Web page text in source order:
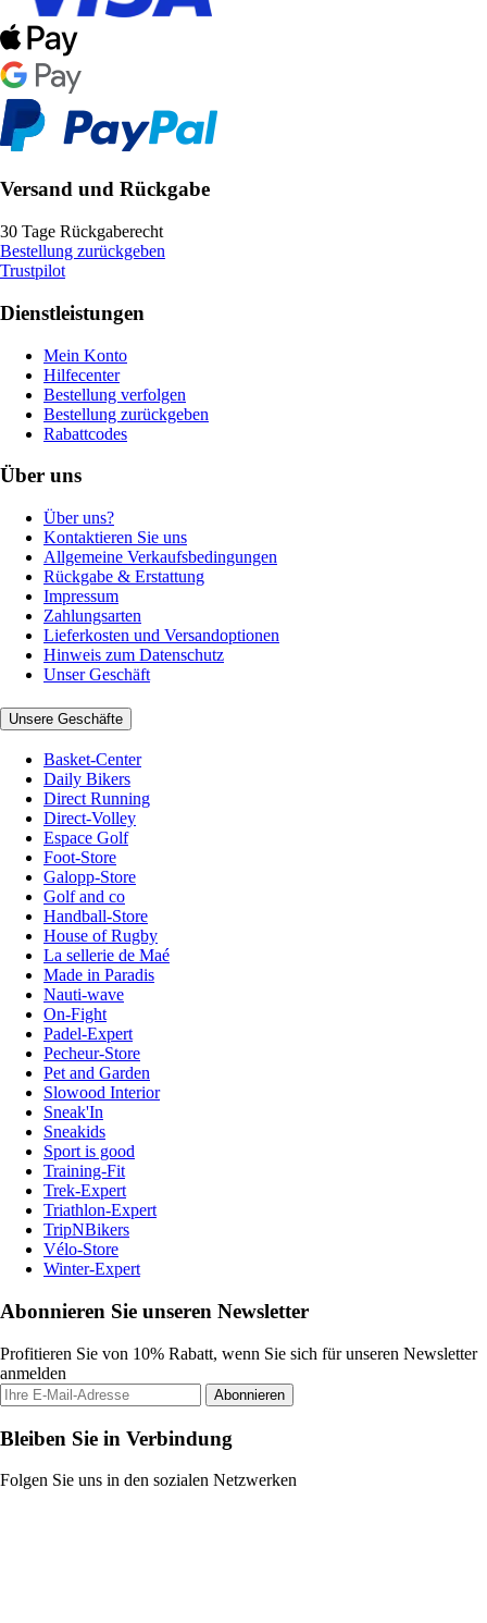
Versand und Rückgabe
30 Tage Rückgaberecht
Bestellung zurückgeben
Trustpilot
Dienstleistungen
Mein Konto
Hilfecenter
Bestellung verfolgen
Bestellung zurückgeben
Rabattcodes
Über uns
Über uns?
Kontaktieren Sie uns
Allgemeine Verkaufsbedingungen
Rückgabe & Erstattung
Impressum
Zahlungsarten
Lieferkosten und Versandoptionen
Hinweis zum Datenschutz
Unser Geschäft
Unsere Geschäfte
Basket-Center
Daily Bikers
Direct Running
Direct-Volley
Espace Golf
Foot-Store
Galopp-Store
Golf and co
Handball-Store
House of Rugby
La sellerie de Maé
Made in Paradis
Nauti-wave
On-Fight
Padel-Expert
Pecheur-Store
Pet and Garden
Slowood Interior
Sneak'In
Sneakids
Sport is good
Training-Fit
Trek-Expert
Triathlon-Expert
TripNBikers
Vélo-Store
Winter-Expert
Abonnieren Sie unseren Newsletter
Profitieren Sie von 10% Rabatt, wenn Sie sich für unseren Newsletter
anmelden
Abonnieren
Bleiben Sie in Verbindung
Folgen Sie uns in den sozialen Netzwerken